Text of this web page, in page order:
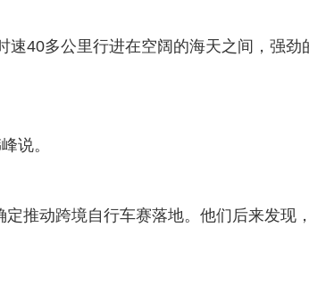
40多公里行进在空阔的海天之间，强劲
说。
推动跨境自行车赛落地。他们后来发现